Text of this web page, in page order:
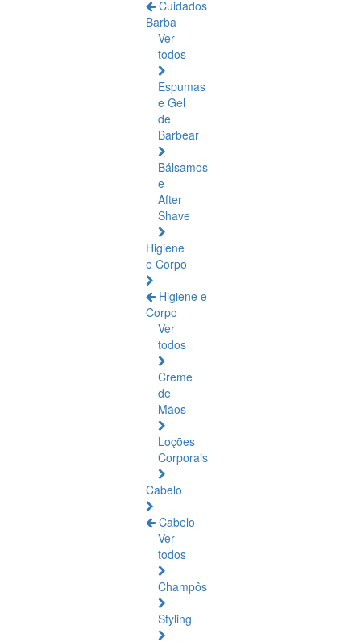
Cuidados
Barba
Ver
todos
Espumas
e Gel
de
Barbear
Bálsamos
e
After
Shave
Higiene
e Corpo
Higiene e
Corpo
Ver
todos
Creme
de
Mãos
Loções
Corporais
Cabelo
Cabelo
Ver
todos
Champôs
Styling